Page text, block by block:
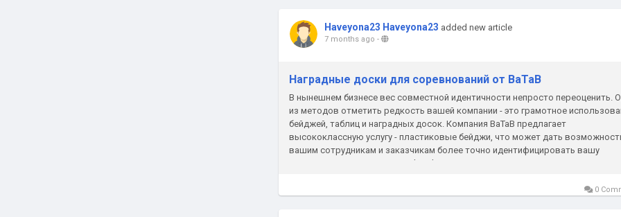
Haveyona23 Haveyona23 added new article
7 months ago -
Наградные доски для соревнований от BaTaB
В нынешнем бизнесе вес совместной идентичности непросто переоценить.
из методов отметить редкость вашей компании - это грамотное
бейджей, таблиц и наградных досок. Компания BaTaB предлагает
высококлассную услугу - пластиковые бейджи, что может дать
вашим сотрудникам и заказчикам более точно идентифицировать вашу
компанию. Портал компании batab.ru...
0